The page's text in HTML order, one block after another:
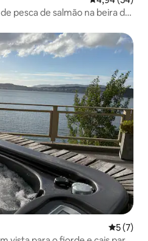
pesca de salmão na beira do
5 de
5 (7)